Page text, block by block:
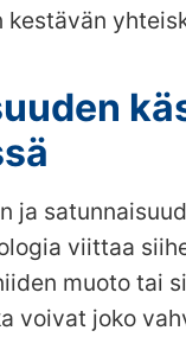
ja
viittaa
muoto tai
joko